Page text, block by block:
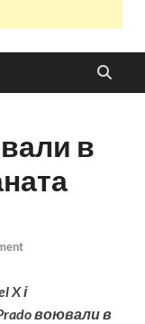
в
X і
воювали в